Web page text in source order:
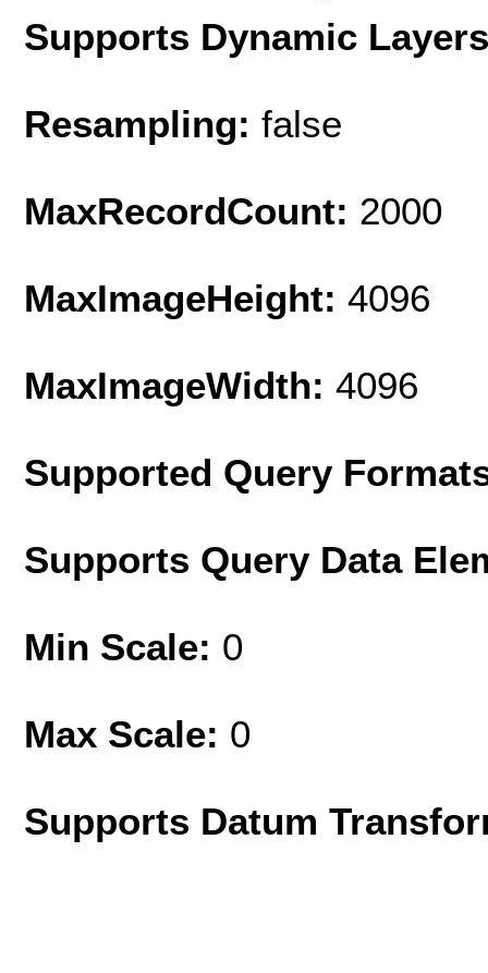
Supports Dynamic
Resampling: false
MaxRecordCount: 2000
MaxImageHeight: 4096
MaxImageWidth: 4096
Supported Query
Supports Query Data
Min Scale: 0
Max Scale: 0
Supports Datum